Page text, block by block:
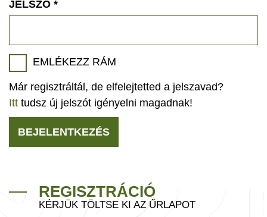
JELSZÓ *
EMLÉKEZZ RÁM
Már regisztráltál, de elfelejtetted a jelszavad?
Itt tudsz új jelszót igényelni magadnak!
BEJELENTKEZÉS
REGISZTRÁCIÓ
KÉRJÜK TÖLTSE KI AZ ŰRLAPOT